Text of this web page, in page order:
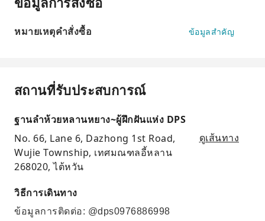
หมายเหตุคำสั่งซื้อ ข้อมูลสำคัญ
สถานที่รับประสบการณ์
ฐานลำห้วยหลานหยาง~ผู้ฝึกฝันแห่ง DPS
No. 66, Lane 6, Dazhong 1st Road,
Wujie Township, เทศมณฑลอี้หลาน
268020, ไต้หวัน
ดูเส้นทาง
วิธีการเดินทาง
ข้อมูลการติดต่อ: @dps0976886998